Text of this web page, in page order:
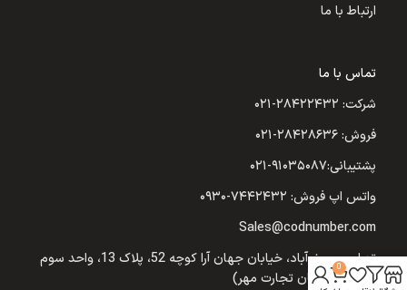
ارتباط با ما
تماس با ما
شرکت: ۲۸۴۲۲۴۳۲-۰۲۱
فروش: ۲۸۴۲۸۶۳۶-۰۲۱
پشتیبانی:۹۱۰۳۵۰۸۷-۰۲۱
واتس اپ فروش: ۷۴۴۲۴۳۲-۰۹۳۰
Sales@codnumber.com
تهران: یوسف‌آباد، خیابان جهان آرا کوچه 52، پلاک 13، واحد سوم
(شرکت نیکسان تجارت مهر)
0